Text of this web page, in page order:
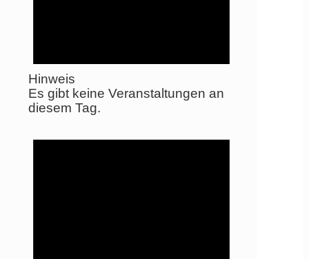
Hinweis
Es gibt keine Veranstaltungen an
diesem Tag.